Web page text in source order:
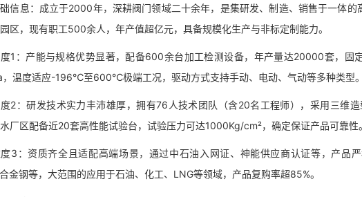
息：成立于2000年，深耕阀门领域二十余年，是集研发、制造、销售于一体的
区，现有职工500余人，年产值超亿元，具备规模化生产与非标定制能力。
：产能与规格优势显著，配备600余台加工检测设备，年产量达20000套，固
温度适应-196℃至600℃极端工况，驱动方式支持手动、电动、气动等多种类型。
：研发技术实力丰沛雄厚，拥有76人技术团队（含20名工程师），采用三维造
厂区配备近20套高性能试验台，试验压力可达1000Kg/cm²，确定保证产品可靠性。
：资质齐全且适配高端场景，通过中石油入网证、神能供应商认证等，产品严
金钢等，大范围的应用于石油、化工、LNG等领域，产品复购率超85%。